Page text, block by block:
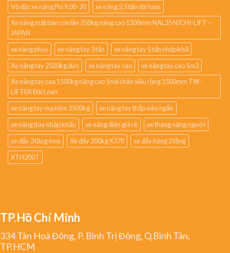
Vỏ đặc xe nâng Pio 9.00-20
xe nâng 2.5 tấn đài loan
Xe nâng mặt bàn con lăn 350kg nâng cao 1300mm NAL35 NICHI-LIFT –
JAPAN
xe nâng phuy
xe nâng tay 3 tấn
xe nâng tay 5 tấn nhập khẩ
Xe nâng tay 2500kg đức
xe nâng tay cao
xe nâng tay cao 1m2
Xe nâng tay cao 1500kg nâng cao 1m6 chân siêu rộng 1500mm TW-
LIFTER Đài Loan
xe nâng tay mạ kẽm 2500kg
xe nâng tay thấp siêu ngắn
xe nâng ttay nhập khẩu
xe nâng điện giá rẻ
xe thang nâng người
xe đẩy 3 tầng inox
Xe đẩy 200kg X370
xe đẩy hàng 2 tầng
XTH200T
TP.Hồ Chí Minh
334 Tân Hoà Đông, P. Bình Trị Đông, Q.Bình Tân,
TP.HCM